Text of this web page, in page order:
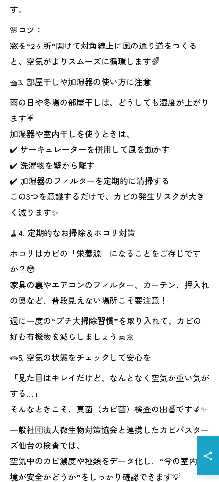
す。
🌸コツ：
窓を“2ヶ所”開けて対角線上に風の通り道をつくる
と、空気がよりスムーズに循環します🌈
🧺3. 部屋干しや加湿器の使い方に注意
雨の日や冬場の部屋干しは、どうしても湿度が上がり
ます☔
加湿器や室内干しを使うときは、
✔️ サーキュレーターを併用して風を動かす
✔️ 洗濯物を壁から離す
✔️ 加湿器のフィルターを定期的に清掃する
この3つを意識するだけで、カビの発生リスクが大き
く減ります✨
🧹4. 定期的なお掃除＆ホコリ対策
ホコリはカビの「栄養源」になることをご存じです
か？😳
家具の裏やエアコンのフィルター、カーテン、押入れ
の奥など、普段見えない場所こそ要注意！
週に一度の“プチ大掃除習慣”を取り入れて、カビの
好む有機物を減らしましょう🧽🌼
🧫5. 空気の状態をチェックして安心を
「見た目はキレイだけど、なんとなく空気が重い気が
する…」
そんなときこそ、真菌（カビ菌）検査の出番です🔬✨
一般社団法人微生物対策協会と連携したカビバスター
ズ仙台の検査では、
空気中のカビ濃度や種類をデータ化し、“今の室内環
境が安全かどうか”をしっかり確認できます💡